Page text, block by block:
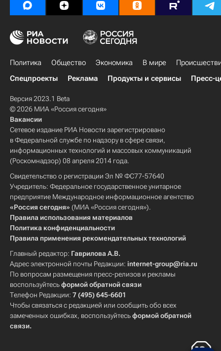
Политика Общество Экономика В мире
Спецпроекты
Реклама Продукты и сервисы Пресс-
Версия 2023.1 Beta
© 2026 МИА «Россия сегодня»
Вакансии
Сетевое издание РИА Новости зарегистрировано
в Федеральной службе по надзору в сфере связи,
информационных технологий и массовых коммуникаций
(Роскомнадзор) 08 апреля 2014 года.
Свидетельство о регистрации Эл № ФС77-57640
Учредитель: Федеральное государственное унитарное
предприятие Международное информационное агентство
«Россия сегодня» (МИА «Россия сегодня»).
Правила использования материалов
Политика конфиденциальности
Правила применения рекомендательных технологий
Главный редактор: Гаврилова А.В.
Адрес электронной почты Редакции: internet-group@ria.ru
По вопросам размещения пресс-релизов и рекламы
воспользуйтесьформой обратной связи
Телефон Редакции: 7 (495) 645-6601
Чтобы связаться с редакцией или сообщить обо всех
замеченных ошибках, воспользуйтесьформой обратной
связи.